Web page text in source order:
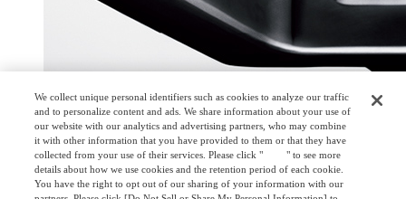
We collect unique personal identifiers such as cookies to analyze our traffic
and to personalize content and ads. We share information about your use of
our website with our analytics and advertising partners, who may combine
it with other information that you have provided to them or that they have
collected from your use of their services. Please click "
here" to see more
details about how we use cookies and the retention period of each cookie.
You have the right to opt out of our sharing of your information with our